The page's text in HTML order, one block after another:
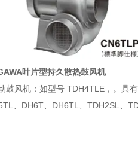
叶片型持久散热鼓风机
鼓风机：如型号 TDH4TLE，。具
、DH6T、DH6TL、TDH2SL、